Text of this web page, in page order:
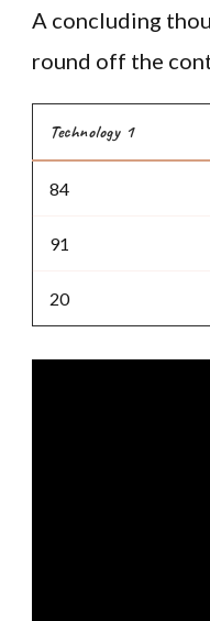
A concluding
round off the
Technology 1
84
91
20